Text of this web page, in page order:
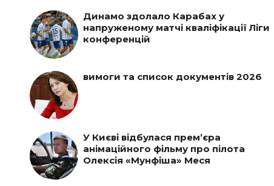
Динамо здолало Карабах у
напруженому матчі кваліфікації Ліги
конференцій
вимоги та список документів 2026
У Києві відбулася прем’єра
анімаційного фільму про пілота
Олексія «Мунфіша» Меся